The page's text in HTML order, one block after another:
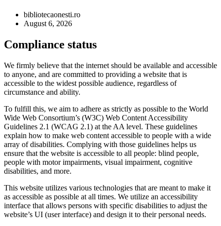
bibliotecaonesti.ro
August 6, 2026
Compliance status
We firmly believe that the internet should be available and accessible
to anyone, and are committed to providing a website that is
accessible to the widest possible audience, regardless of
circumstance and ability.
To fulfill this, we aim to adhere as strictly as possible to the World
Wide Web Consortium’s (W3C) Web Content Accessibility
Guidelines 2.1 (WCAG 2.1) at the AA level. These guidelines
explain how to make web content accessible to people with a wide
array of disabilities. Complying with those guidelines helps us
ensure that the website is accessible to all people: blind people,
people with motor impairments, visual impairment, cognitive
disabilities, and more.
This website utilizes various technologies that are meant to make it
as accessible as possible at all times. We utilize an accessibility
interface that allows persons with specific disabilities to adjust the
website’s UI (user interface) and design it to their personal needs.